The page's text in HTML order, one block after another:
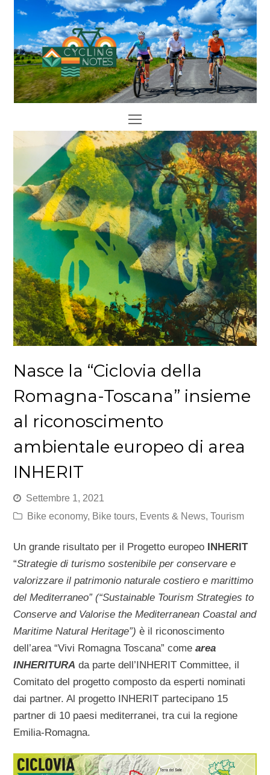
Open
Mobile
Menu
Nasce la “Ciclovia della
Romagna-Toscana” insieme
al riconoscimento
ambientale europeo di area
INHERIT
Settembre 1, 2021
Bike economy, Bike tours, Events & News,Tourism
Un grande risultato per il Progetto europeo INHERIT
“Strategie di turismo sostenibile per conservare e
valorizzare il patrimonio naturale costiero e marittimo
del Mediterraneo” (“Sustainable Tourism Strategies to
Conserve and Valorise the Mediterranean Coastal and
Maritime Natural Heritage”)è il riconoscimento
dell’area “Vivi Romagna Toscana” come area
INHERITURA da parte dell’INHERIT Committee, il
Comitato del progetto composto da esperti nominati
dai partner. Al progetto INHERIT partecipano 15
partner di 10 paesi mediterranei, tra cui la regione
Emilia-Romagna.